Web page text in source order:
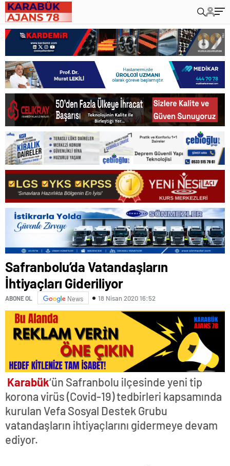
Safranbolu’da Vatandaşların
İhtiyaçları Gideriliyor
ABONE OL News 18 Nisan 2020 16:52
Karabük‘ün Safranbolu ilçesinde yeni tip
korona virüs (Covid-19) tedbirleri kapsamında
kurulan Vefa Sosyal Destek Grubu
vatandaşların ihtiyaçlarını gidermeye devam
ediyor.